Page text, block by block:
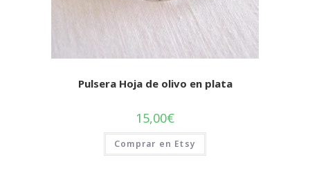
Pulsera Hoja de olivo en plata
15,00€
Comprar en Etsy